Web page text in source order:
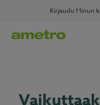
content
Kirjaudu Minun